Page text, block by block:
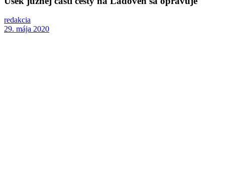
redakcia
29. mája 2020